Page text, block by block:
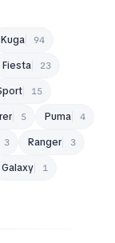
Kuga 94
Fiesta 23
15
5 Puma 4
3 Ranger 3
Galaxy 1